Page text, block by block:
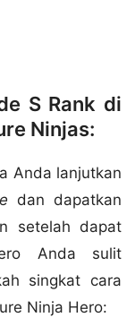
S Rank di
Ninjas:
Anda lanjutkan
dan dapatkan
setelah dapat
Anda sulit
singkat cara
Ninja Hero: